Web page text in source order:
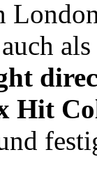
auch
Hit